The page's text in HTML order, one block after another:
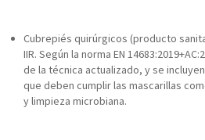
Cubrepiés quirúrgicos (producto
IIR. Según la norma EN
de la técnica actualizado, y se
que deben cumplir las mascarillas
y limpieza microbiana.